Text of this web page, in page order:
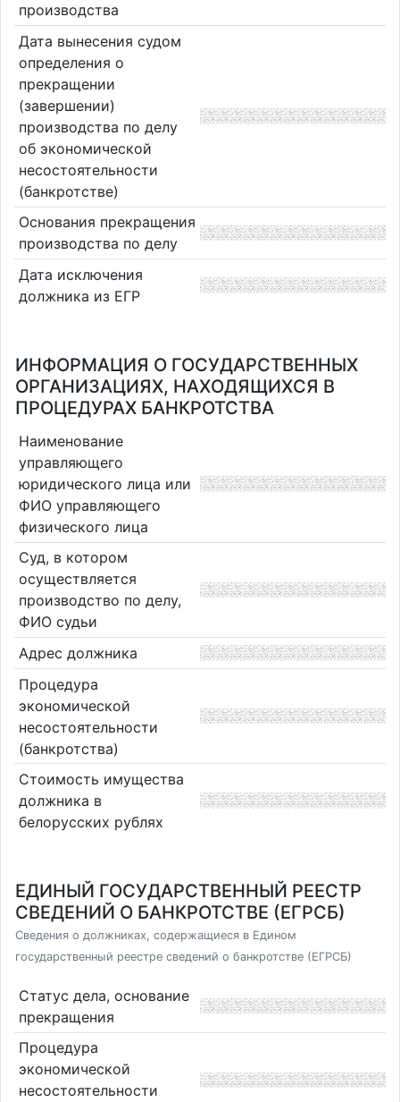
производства
Дата вынесения судом
определения о
прекращении
(завершении)
производства по делу
об экономической
несостоятельности
(банкротстве)
Основания прекращения
производства по делу
Дата исключения
должника из ЕГР
ИНФОРМАЦИЯ О ГОСУДАРСТВЕННЫХ
ОРГАНИЗАЦИЯХ, НАХОДЯЩИХСЯ В
ПРОЦЕДУРАХ БАНКРОТСТВА
Наименование
управляющего
юридического лица или
ФИО управляющего
физического лица
Суд, в котором
осуществляется
производство по делу,
ФИО судьи
Адрес должника
Процедура
экономической
несостоятельности
(банкротства)
Стоимость имущества
должника в
белорусских рублях
ЕДИНЫЙ ГОСУДАРСТВЕННЫЙ РЕЕСТР
СВЕДЕНИЙ О БАНКРОТСТВЕ (ЕГРСБ)
Сведения о должниках, содержащиеся в Едином
государственный реестре сведений о банкротстве (ЕГРСБ)
Статус дела, основание
прекращения
Процедура
экономической
несостоятельности